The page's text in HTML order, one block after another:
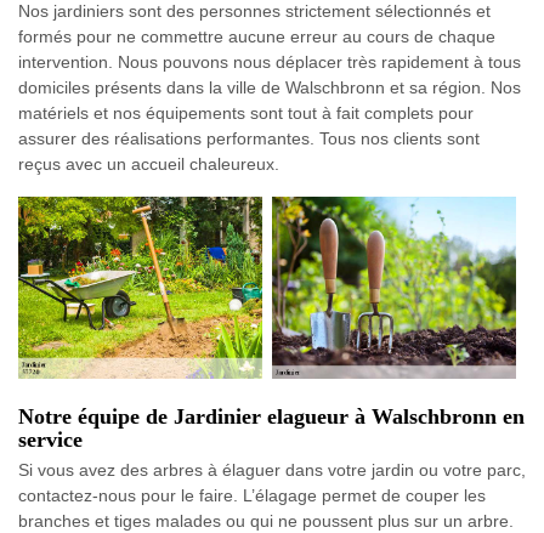
Nos jardiniers sont des personnes strictement sélectionnés et
formés pour ne commettre aucune erreur au cours de chaque
intervention. Nous pouvons nous déplacer très rapidement à tous
domiciles présents dans la ville de Walschbronn et sa région. Nos
matériels et nos équipements sont tout à fait complets pour
assurer des réalisations performantes. Tous nos clients sont
reçus avec un accueil chaleureux.
Notre équipe de Jardinier elagueur à Walschbronn en
service
Si vous avez des arbres à élaguer dans votre jardin ou votre parc,
contactez-nous pour le faire. L’élagage permet de couper les
branches et tiges malades ou qui ne poussent plus sur un arbre.